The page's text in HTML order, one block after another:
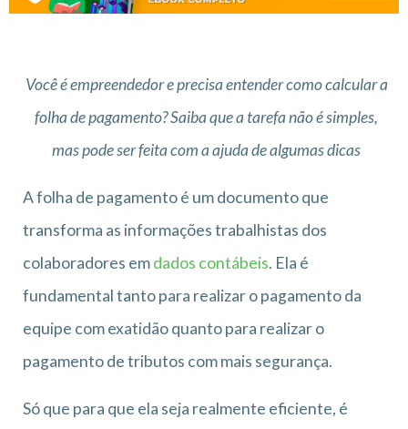
Você é empreendedor e precisa entender como calcular a
folha de pagamento? Saiba que a tarefa não é simples,
mas pode ser feita com a ajuda de algumas dicas
A folha de pagamento é um documento que
transforma as informações trabalhistas dos
colaboradores emdados contábeis. Ela é
fundamental tanto para realizar o pagamento da
equipe com exatidão quanto para realizar o
pagamento de tributos com mais segurança.
Só que para que ela seja realmente eficiente, é